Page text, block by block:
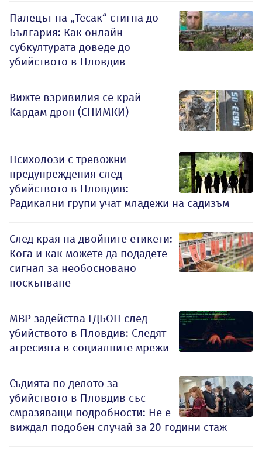
Палецът на „Тесак“ стигна до
България: Как онлайн
субкултурата доведе до
убийството в Пловдив
Вижте взривилия се край
Кардам дрон (СНИМКИ)
Психолози с тревожни
предупреждения след
убийството в Пловдив:
Радикални групи учат младежи на садизъм
След края на двойните етикети:
Кога и как можете да подадете
сигнал за необосновано
поскъпване
МВР задейства ГДБОП след
убийството в Пловдив: Следят
агресията в социалните мрежи
Съдията по делото за
убийството в Пловдив със
смразяващи подробности: Не е
виждал подобен случай за 20 години стаж